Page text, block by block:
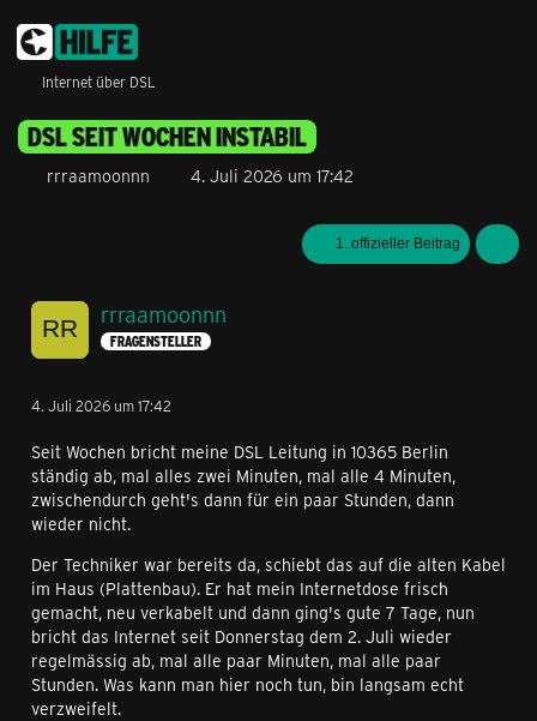
Internet über DSL
DSL SEIT WOCHEN INSTABIL
rrraamoonnn 4. Juli 2026 um 17:42
1. offizieller Beitrag
rrraamoonnn
FRAGENSTELLER
4. Juli 2026 um 17:42
Seit Wochen bricht meine DSL Leitung in 10365 Berlin
ständig ab, mal alles zwei Minuten, mal alle 4 Minuten,
zwischendurch geht's dann für ein paar Stunden, dann
wieder nicht.
Der Techniker war bereits da, schiebt das auf die alten Kabel
im Haus (Plattenbau). Er hat mein Internetdose frisch
gemacht, neu verkabelt und dann ging's gute 7 Tage, nun
bricht das Internet seit Donnerstag dem 2. Juli wieder
regelmässig ab, mal alle paar Minuten, mal alle paar
Stunden. Was kann man hier noch tun, bin langsam echt
verzweifelt.